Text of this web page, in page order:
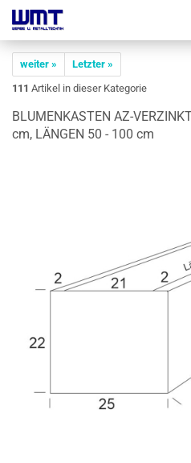
weiter »
Letzter »
111 Artikel in dieser Kategorie
BLU­MEN­KAS­TEN AZ-​
cm, LÄN­GEN 50 - 100 cm